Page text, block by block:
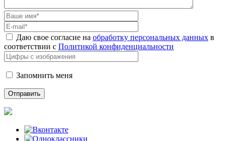
Даю свое согласие на обработку персональных данных в
соответствии с Политикой конфиденциальности
Запомнить меня